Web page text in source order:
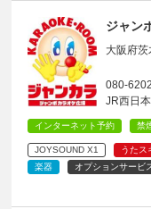
ジャン
大阪府茨
080-
JR西日
インターネット予約 禁
JOYSOUND X1 うたス
楽器
オプションサービ